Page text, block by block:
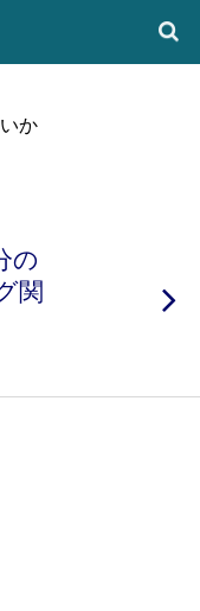
か
の
関